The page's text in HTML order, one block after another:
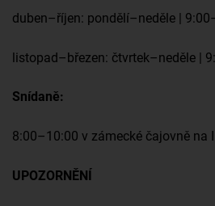
duben–říjen: pondělí–neděle |
listopad–březen: čtvrtek–neděle |
Snídaně:
8:00–10:00 v zámecké čajovně na
UPOZORNĚNÍ